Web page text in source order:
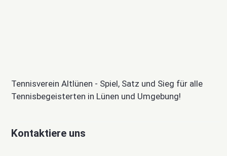
Tennisverein Altlünen - Spiel, Satz und Sieg für alle
Tennisbegeisterten in Lünen und Umgebung!
Kontaktiere uns